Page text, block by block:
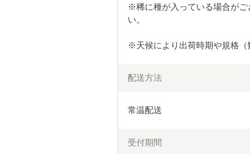
※稀に種が入っている場合がご
い。
※天候により出荷時期や規格（
配送方法
常温配送
受付期間